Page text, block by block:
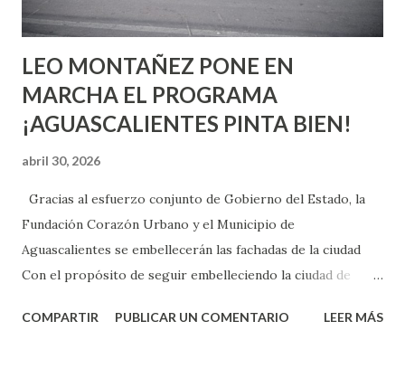
son suficientemen...
LEO MONTAÑEZ PONE EN
MARCHA EL PROGRAMA
¡AGUASCALIENTES PINTA BIEN!
abril 30, 2026
Gracias al esfuerzo conjunto de Gobierno del Estado, la
Fundación Corazón Urbano y el Municipio de
Aguascalientes se embellecerán las fachadas de la ciudad
Con el propósito de seguir embelleciendo la ciudad de
municipal, Leo Montañez dio inicio al programa
COMPARTIR PUBLICAR UN COMENTARIO LEER MÁS